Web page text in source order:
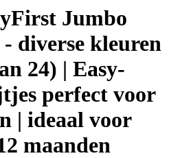
Jumbo
diverse kleuren
24) | Easy-
perfect voor
| ideaal voor
maanden